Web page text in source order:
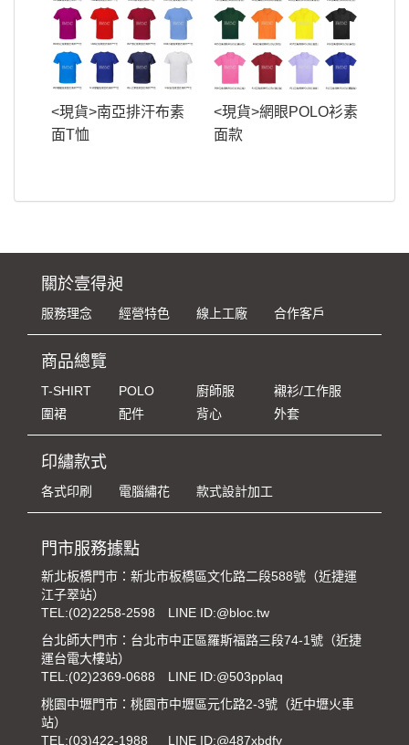
<現貨>南亞排汗布素
面T恤
<現貨>網眼POLO衫素
面款
關於壹得昶
服務理念 經營特色 線上工廠 合作客戶
商品總覽
T-SHIRT POLO 廚師服
襯衫/工作服
圍裙
配件 背心 外套
印繡款式
各式印刷 電腦繡花 款式設計加工
門市服務據點
新北板橋門市：新北市板橋區文化路二段588號（近捷運
江子翠站）
TEL:(02)2258-2598
LINE ID:@bloc.tw
台北師大門市：台北市中正區羅斯福路三段74-1號（近捷
運台電大樓站）
TEL:(02)2369-0688
LINE ID:@503pplaq
桃園中壢門市：桃園市中壢區元化路2-3號（近中壢火車
站）
TEL:(03)422-1988 LINE ID:@487xbdfy